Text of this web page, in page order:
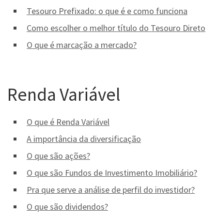
Tesouro Prefixado: o que é e como funciona
Como escolher o melhor título do Tesouro Direto
O que é marcação a mercado?
Renda Variável
O que é Renda Variável
A importância da diversificação
O que são ações?
O que são Fundos de Investimento Imobiliário?
Pra que serve a análise de perfil do investidor?
O que são dividendos?